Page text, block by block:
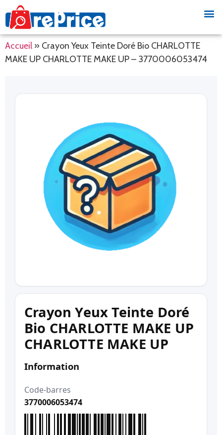
Accueil » Crayon Yeux Teinte Doré Bio CHARLOTTE
MAKE UP CHARLOTTE MAKE UP – 3770006053474
Crayon Yeux Teinte Doré
Bio CHARLOTTE MAKE UP
CHARLOTTE MAKE UP
Information
Code-barres
3770006053474